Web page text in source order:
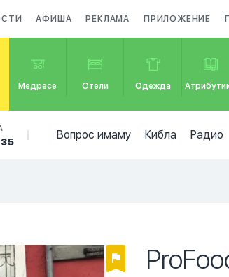
АФИША РЕКЛАМА ПРИЛОЖЕНИЕ
Медресе Отели Одежда
Вопрос имаму Кибла Радио